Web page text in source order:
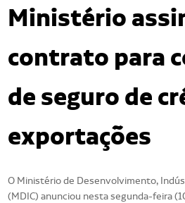
Ministério
contrato para
de seguro de
exportações
O Ministério de Desenvolvimento,
(MDIC) anunciou nesta segunda-feira